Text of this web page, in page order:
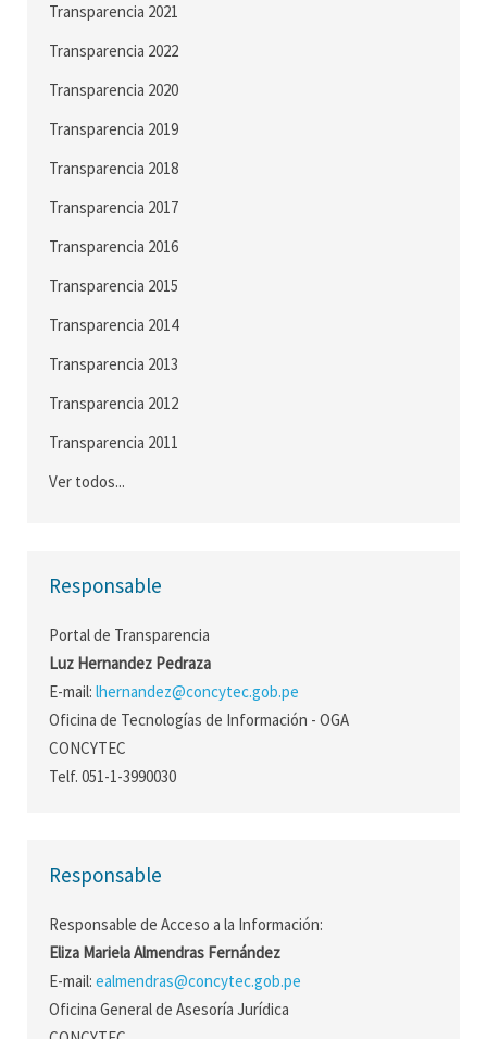
Transparencia 2021
Transparencia 2022
Transparencia 2020
Transparencia 2019
Transparencia 2018
Transparencia 2017
Transparencia 2016
Transparencia 2015
Transparencia 2014
Transparencia 2013
Transparencia 2012
Transparencia 2011
Ver todos...
Responsable
Portal de Transparencia
Luz Hernandez Pedraza
E-mail: lhernandez@concytec.gob.pe
Oficina de Tecnologías de Información - OGA
CONCYTEC
Telf. 051-1-3990030
Responsable
Responsable de Acceso a la Información:
Eliza Mariela Almendras Fernández
E-mail: ealmendras@concytec.gob.pe
Oficina General de Asesoría Jurídica